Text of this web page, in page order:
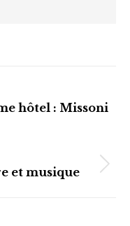
hôtel : Missoni
et musique